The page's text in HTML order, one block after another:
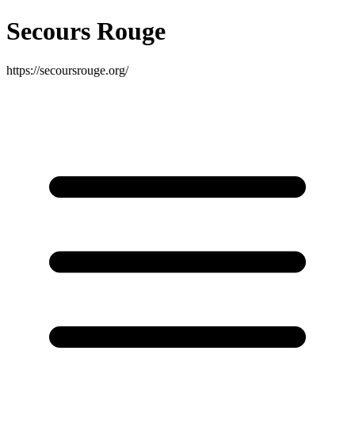
Secours Rouge
https://secoursrouge.org/